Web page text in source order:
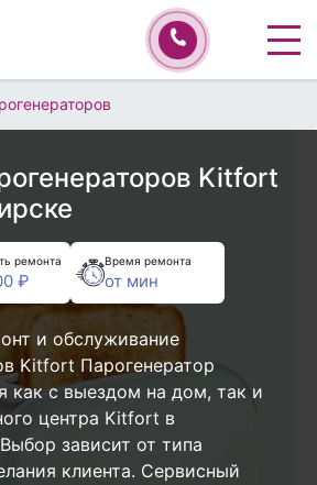
Kitfort
ремонта
₽
Время ремонта
от мин
и обслуживание
Kitfort Парогенератор
как с выездом на дом, так и
центра Kitfort в
зависит от типа
клиента. Сервисный